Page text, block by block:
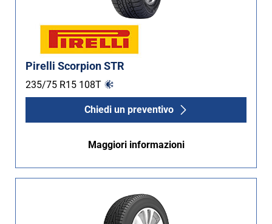
Pirelli Scorpion STR
235/75 R15 108T
Chiedi un preventivo
Maggiori informazioni